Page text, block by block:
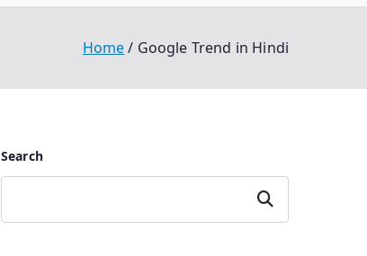
Home Google Trend in Hindi
Search
Search